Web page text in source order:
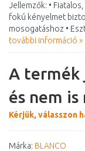
Jellemzők: •
fokú kényelmet
mosogatáshoz •
további információ »
A termék
és nem
Kérjük, válasszon
Márka: BLANCO